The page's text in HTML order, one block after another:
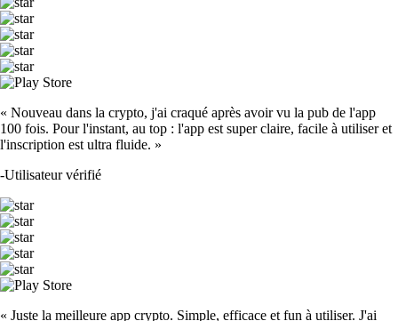
« Nouveau dans la crypto, j'ai craqué après avoir vu la pub de l'app
100 fois. Pour l'instant, au top : l'app est super claire, facile à utiliser et
l'inscription est ultra fluide. »
-Utilisateur vérifié
« Juste la meilleure app crypto. Simple, efficace et fun à utiliser. J'ai